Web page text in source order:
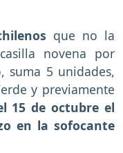
que no la
novena por
suma 5 unidades,
y previamente
15 de octubre el
en la sofocante